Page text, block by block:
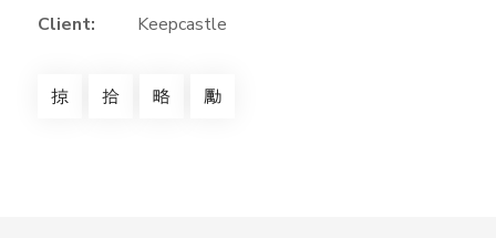
Client: Keepcastle